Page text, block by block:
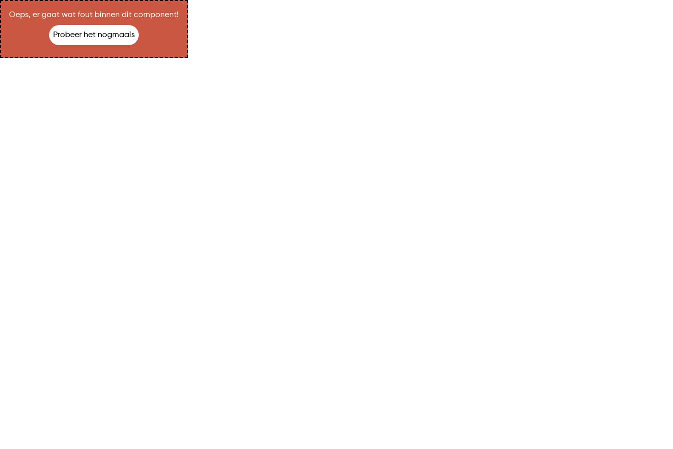
Oeps, er gaat wat fout binnen dit component!
Probeer het nogmaals